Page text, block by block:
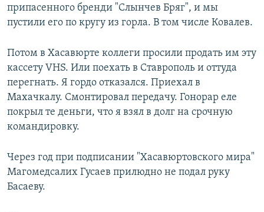
припасенного бренди "Слынчев Бряг", и мы
пустили его по кругу из горла. В том числе Ковалев.
Потом в Хасавюрте коллеги просили продать им эту
кассету VHS. Или поехать в Ставрополь и оттуда
перегнать. Я гордо отказался. Приехал в
Махачкалу. Смонтировал передачу. Гонорар еле
покрыл те деньги, что я взял в долг на срочную
командировку.
Через год при подписании "Хасавюртовского мира"
Магомедсалих Гусаев прилюдно не подал руку
Басаеву.